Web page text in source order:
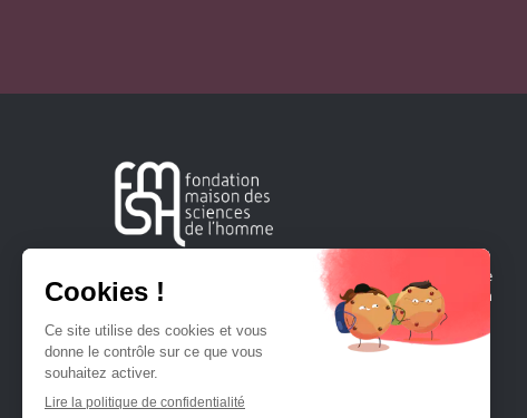
Créée en 1963, la Fondation Maison Sciences de l'Homme
soutient la recherche et la diffusion des connaissances en